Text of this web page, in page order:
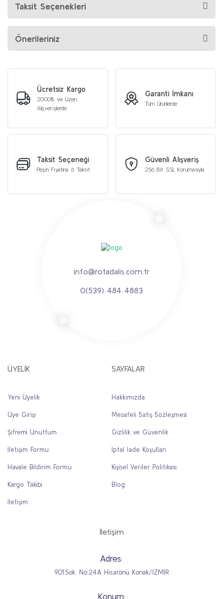
Taksit Seçenekleri
Önerileriniz
Ücretsiz Kargo
2000₺ ve Üzeri
Alışverişlerde
Garanti İmkanı
Tüm Ürünlerde
Taksit Seçeneği
Peşin Fiyatına 6 Taksit
Güvenli Alışveriş
256 Bit SSL Korumasıyla
info@rotadalis.com.tr
0(539) 484 4883
ÜYELİK
Yeni Üyelik
Üye Girişi
Şifremi Unuttum
İletişim Formu
Havale Bildirim Formu
Kargo Takibi
İletişim
SAYFALAR
Hakkımızda
Mesafeli Satış Sözleşmesi
Gizlilik ve Güvenlik
İptal İade Koşullari
Kişisel Veriler Politikası
Blog
İletişim
Adres:
901.Sok. No:24A Hisarönü Konak/İZMİR
Konum: